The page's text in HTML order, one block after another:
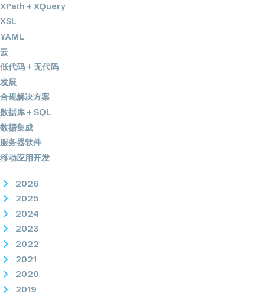
XPath + XQuery
XSL
YAML
云
低代码 + 无代码
发展
合规解决方案
数据库 + SQL
数据集成
服务器软件
移动应用开发
2026
2025
2024
2023
2022
2021
2020
2019